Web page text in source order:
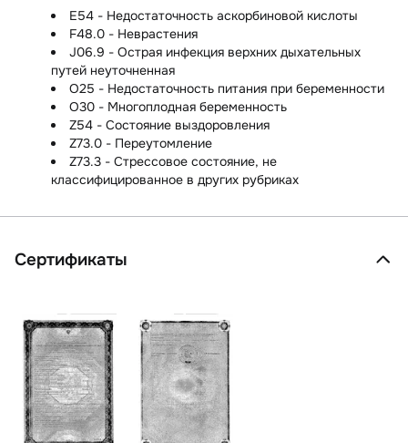
E54 - Недостаточность аскорбиновой кислоты
F48.0 - Неврастения
J06.9 - Острая инфекция верхних дыхательных
путей неуточненная
O25 - Недостаточность питания при беременности
O30 - Многоплодная беременность
Z54 - Состояние выздоровления
Z73.0 - Переутомление
Z73.3 - Стрессовое состояние, не
классифицированное в других рубриках
Сертификаты